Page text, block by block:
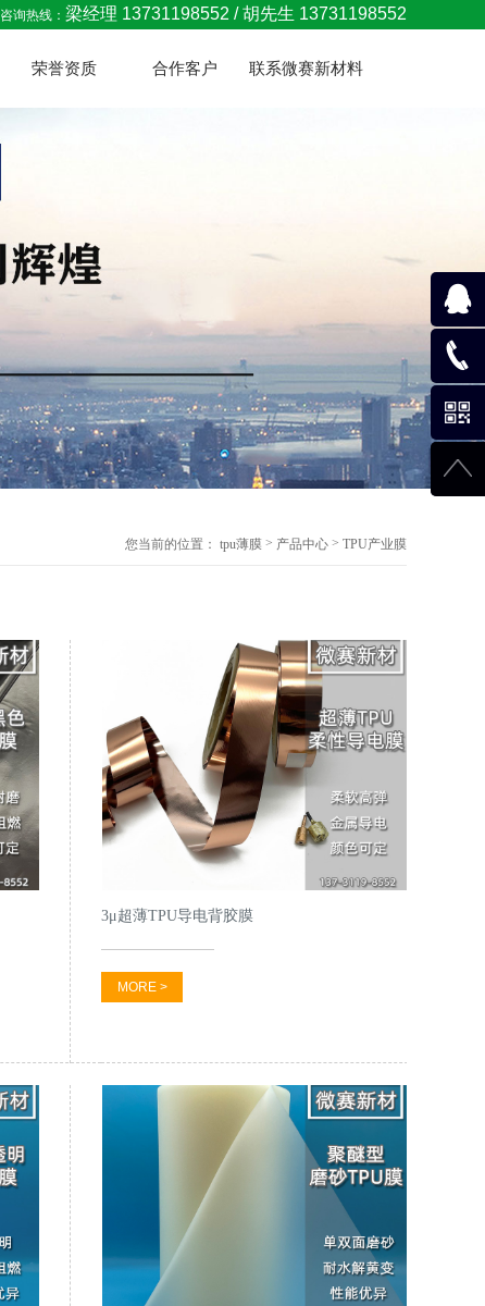
咨询热线： 梁经理 13731198552 / 胡先生 13731198552
荣誉资质 合作客户 联系微赛新材料
您当前的位置： tpu薄膜 > 产品中心 > TPU产业膜
3μ超薄TPU导电背胶膜
MORE >